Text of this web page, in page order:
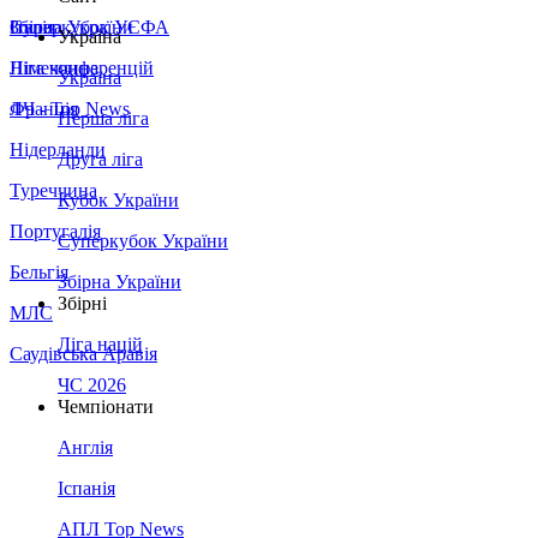
Збірна України
Італія
Німеччина
Франція
Нідерланди
Туреччина
Португалія
Бельгія
МЛС
Саудівська Аравія
Суперкубок УЄФА
Ліга конференцій
ЛЧ - Top News
Україна
Україна
Перша ліга
Друга ліга
Кубок України
Суперкубок України
Збірна України
Збірні
Ліга націй
ЧС 2026
Чемпіонати
Англія
Іспанія
АПЛ Top News